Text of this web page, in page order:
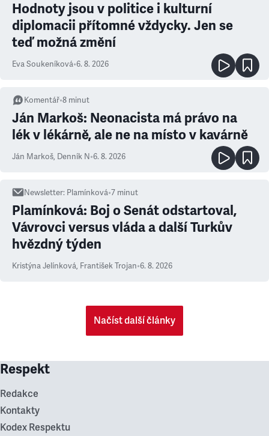
Hodnoty jsou v politice i kulturní
diplomacii přítomné vždycky. Jen se
teď možná změní
Eva Soukeníková•6. 8. 2026
Komentář•8 minut
Ján Markoš: Neonacista má právo na
lék v lékárně, ale ne na místo v kavárně
Ján Markoš, Denník N•6. 8. 2026
Newsletter: Plamínková•7 minut
Plamínková: Boj o Senát odstartoval,
Vávrovci versus vláda a další Turkův
hvězdný týden
Kristýna Jelínková, František Trojan•6. 8. 2026
Načíst další články
Respekt
Redakce
Kontakty
Kodex Respektu